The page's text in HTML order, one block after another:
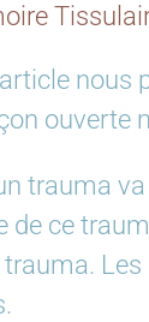
ouverte
trauma
de ce